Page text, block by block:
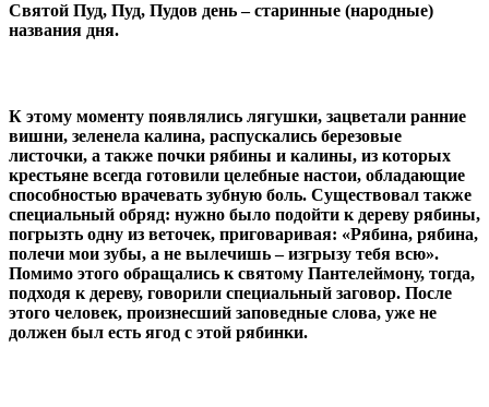
Святой Пуд, Пуд, Пудов день – старинные (народные)
названия дня.
К этому моменту появлялись лягушки, зацветали ранние
вишни, зеленела калина, распускались березовые
листочки, а также почки рябины и калины, из которых
крестьяне всегда готовили целебные настои, обладающие
способностью врачевать зубную боль. Существовал также
специальный обряд: нужно было подойти к дереву рябины,
погрызть одну из веточек, приговаривая: «Рябина, рябина,
полечи мои зубы, а не вылечишь – изгрызу тебя всю».
Помимо этого обращались к святому Пантелеймону, тогда,
подходя к дереву, говорили специальный заговор. После
этого человек, произнесший заповедные слова, уже не
должен был есть ягод с этой рябинки.